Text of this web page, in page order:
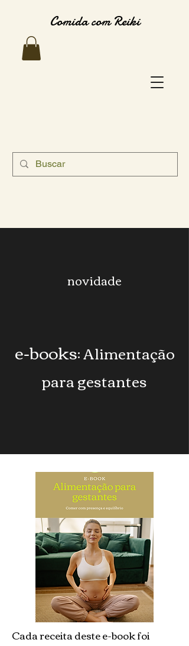
Comida com Reiki
novidade
e-books: Alimentação
para gestantes
Cada receita deste e-book foi